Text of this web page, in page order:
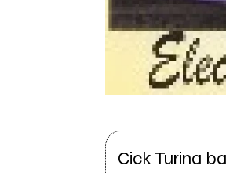
Cick Turina